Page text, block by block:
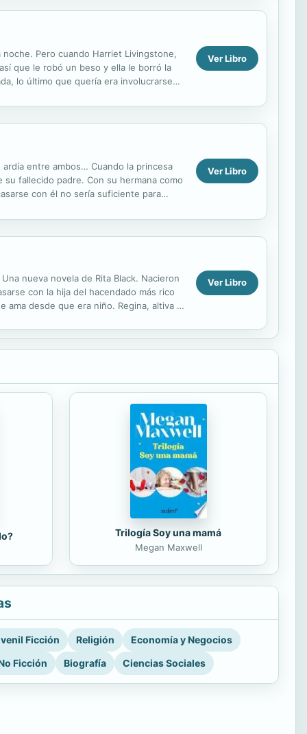
Pero cuando Harriet Livingstone,
que le robó un beso y ella le borró la
lo último que quería era involucrarse
Ver Libro
entre ambos… Cuando la princesa
fallecido padre. Con su hermana como
con él no sería suficiente para
Ver Libro
nueva novela de Rita Black. Nacieron
con la hija del hacendado más rico
ama desde que era niño. Regina, altiva y
Ver Libro
Trilogía Soy una mamá
Megan Maxwell
Ficción Religión
Economía y Negocios
Ficción
Biografía Ciencias Sociales